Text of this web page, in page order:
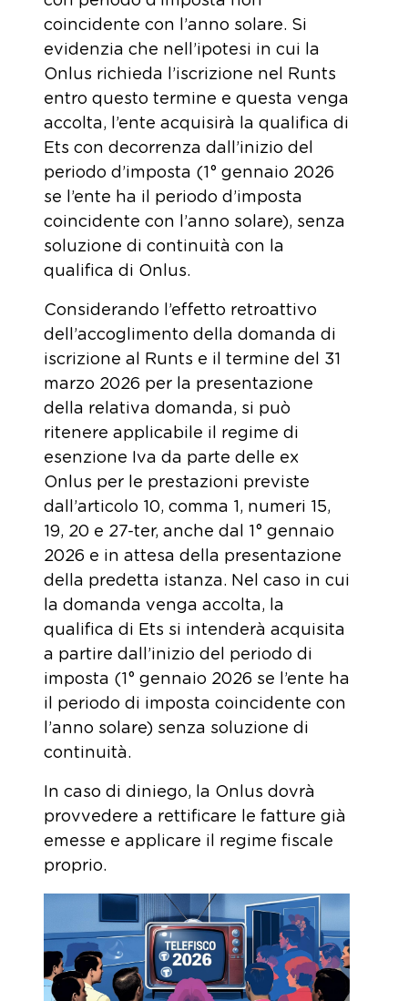
coincidente con l’anno solare. Si
evidenzia che nell’ipotesi in cui la
Onlus richieda l’iscrizione nel Runts
entro questo termine e questa venga
accolta, l’ente acquisirà la qualifica di
Ets con decorrenza dall’inizio del
periodo d’imposta (1° gennaio 2026
se l’ente ha il periodo d’imposta
coincidente con l’anno solare), senza
soluzione di continuità con la
qualifica di Onlus.
Considerando l’effetto retroattivo
dell’accoglimento della domanda di
iscrizione al Runts e il termine del 31
marzo 2026 per la presentazione
della relativa domanda, si può
ritenere applicabile il regime di
esenzione Iva da parte delle ex
Onlus per le prestazioni previste
dall’articolo 10, comma 1, numeri 15,
19, 20 e 27-ter, anche dal 1° gennaio
2026 e in attesa della presentazione
della predetta istanza. Nel caso in cui
la domanda venga accolta, la
qualifica di Ets si intenderà acquisita
a partire dall’inizio del periodo di
imposta (1° gennaio 2026 se l’ente ha
il periodo di imposta coincidente con
l’anno solare) senza soluzione di
continuità.
In caso di diniego, la Onlus dovrà
provvedere a rettificare le fatture già
emesse e applicare il regime fiscale
proprio.